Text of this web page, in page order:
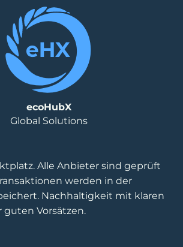
Alle Anbieter sind geprüft
werden in der
Nachhaltigkeit mit klaren
Vorsätzen.
ecoHubX
Global Solutions